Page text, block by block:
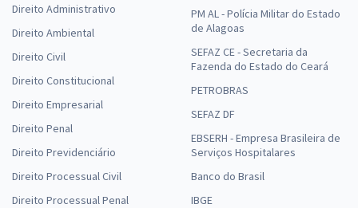
Direito Administrativo
Direito Ambiental
Direito Civil
Direito Constitucional
Direito Empresarial
Direito Penal
Direito Previdenciário
Direito Processual Civil
Direito Processual Penal
PM AL - Polícia Militar do Estado
de Alagoas
SEFAZ CE - Secretaria da
Fazenda do Estado do Ceará
PETROBRAS
SEFAZ DF
EBSERH - Empresa Brasileira de
Serviços Hospitalares
Banco do Brasil
IBGE